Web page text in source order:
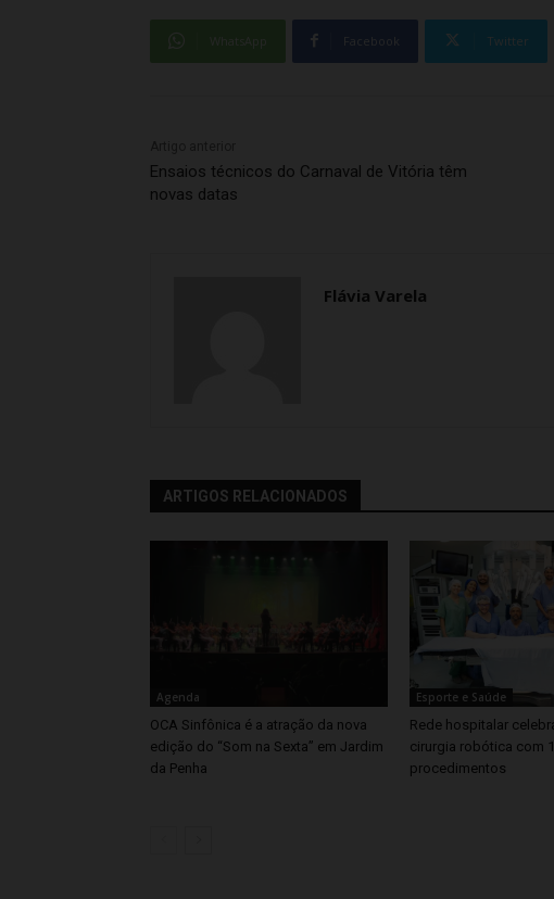
Facebook Twitter
Ensaios técnicos do Carnaval de Vitória têm
novas datas
Flávia Varela
ARTIGOS RELACIONADOS
Agenda
OCA Sinfônica é a atração da nova
edição do “Som na Sexta” em Jardim
da Penha
Esporte e Saúde
Rede hospitalar
cirurgia robótica com
procedimentos